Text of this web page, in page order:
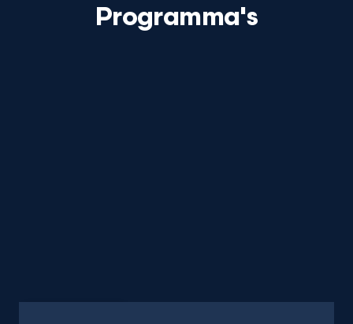
Programma's